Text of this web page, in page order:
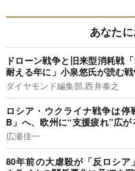
あなた
ドローン戦争と旧来型消耗戦
耐える年に」小泉悠氏が読む戦
ダイヤモンド編集部,西井泰之
ロシア・ウクライナ戦争は停
B」へ、欧州に“支援疲れ”広が
広瀬佳一
80年前の大虐殺が「反ロシア